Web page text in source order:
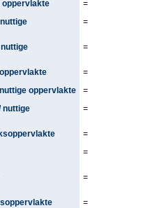
oppervlakte
=
=
=
=
oppervlakte
=
nuttige
=
=
=
=
=